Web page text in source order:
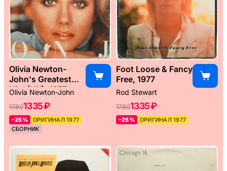
Olivia Newton-
John's Greatest
Hits (UK), 1977
Olivia Newton-John
17801335 ₽
–25%
ОРИГИНАЛ 1977
СБОРНИК
Foot Loose & Fancy
Free, 1977
Rod Stewart
17801335 ₽
–25% ОРИГИНАЛ 1977